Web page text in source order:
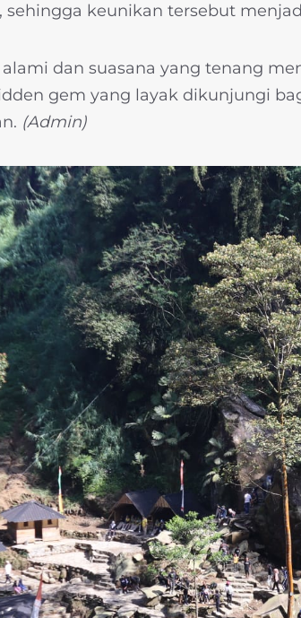
sehingga keunikan tersebut
dan suasana yang tenang
gem yang layak dikunjungi
(Admin)